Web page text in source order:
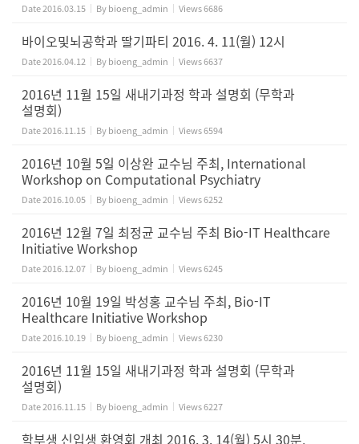
Date2016.03.15 Bybioeng_admin Views6686
바이오및뇌공학과 딸기파티 2016. 4. 11(월) 12시
Date2016.04.12 Bybioeng_admin Views6637
2016년 11월 15일 새내기과정 학과 설명회 (무학과
설명회)
Date2016.11.15 Bybioeng_admin Views6594
2016년 10월 5일 이상완 교수님 주최, International
Workshop on Computational Psychiatry
Date2016.10.05 Bybioeng_admin Views6252
2016년 12월 7일 최정균 교수님 주최 Bio-IT Healthcare
Initiative Workshop
Date2016.12.07 Bybioeng_admin Views6245
2016년 10월 19일 박성홍 교수님 주최, Bio-IT
Healthcare Initiative Workshop
Date2016.10.19 Bybioeng_admin Views6230
2016년 11월 15일 새내기과정 학과 설명회 (무학과
설명회)
Date2016.11.15 Bybioeng_admin Views6227
학부생 신입생 환영회 개최 2016. 3. 14(월) 5시 30분,